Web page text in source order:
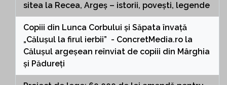
sitea la Recea, Argeș – istorii, povești, legende
Copiii din Lunca Corbului și Săpata învață
„Călușul la firul ierbii” - ConcretMedia.ro la
Călușul argeșean reînviat de copiii din Mârghia
și Pădureți